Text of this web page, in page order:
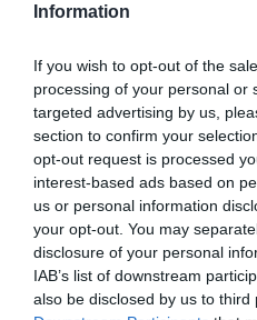
Information
If you wish to opt-out of the
processing of your personal or
targeted advertising by us,
section to confirm your
opt-out request is processed
interest-based ads based on
us or personal information
your opt-out. You may
disclosure of your personal
IAB’s list of downstream
also be disclosed by us to third
αλλά και να βοηθήσει
κρεβάτι, έτσι απλώς
φάει ένα τυροπιτάκι.
αρέσουν οι αλλαγές
τον περιμένεις με τη
ζήσεις ένα αληθινό star
Παρθένος